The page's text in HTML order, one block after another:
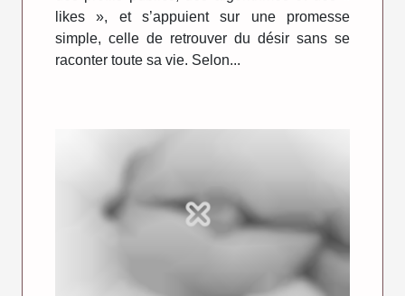
likes », et s’appuient sur une promesse
simple, celle de retrouver du désir sans se
raconter toute sa vie. Selon...